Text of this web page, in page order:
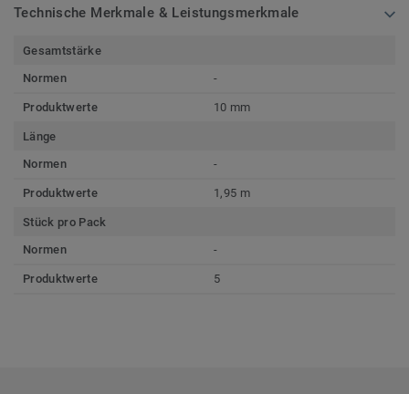
Technische Merkmale & Leistungsmerkmale
Gesamtstärke
Normen
-
Produktwerte 10 mm
Länge
Normen
-
Produktwerte 1,95 m
Stück pro Pack
Normen
-
Produktwerte 5